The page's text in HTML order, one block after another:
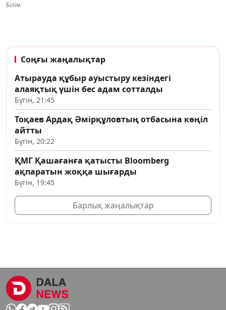
Білім
Соңғы жаңалықтар
Атырауда құбыр ауыстыру кезіндегі
алаяқтық үшін бес адам сотталды
Бүгін, 21:45
Тоқаев Ардақ Әмірқұловтың отбасына көңіл
айтты
Бүгін, 20:22
ҚМГ Қашағанға қатысты Bloomberg
ақпаратын жоққа шығарды
Бүгін, 19:45
Барлық жаңалықтар